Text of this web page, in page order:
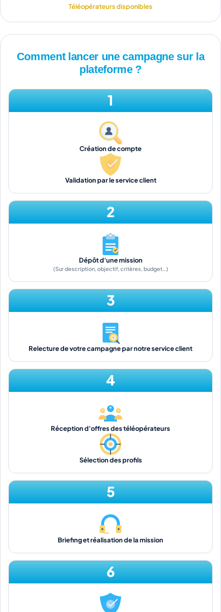
Téléopérateurs disponibles
Comment lancer une campagne sur la
plateforme ?
1
Création de compte
Validation par le service client
2
Dépôt d'une mission
(Sur description, objectif, critères, budget…)
3
Relecture de votre campagne par notre service client
4
Réception d'offres des téléopérateurs
Sélection des profils
5
Briefing et réalisation de la mission
6